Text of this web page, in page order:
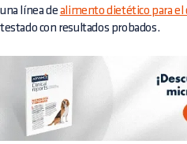
una línea de alimento dietético para el
testado con resultados probados.